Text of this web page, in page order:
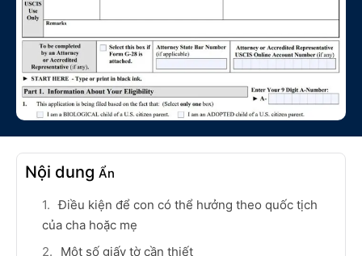
Nội dung Ẩn
Điều kiện để con có thể hưởng theo quốc tịch
của cha hoặc mẹ
Một số giấy tờ cần thiết